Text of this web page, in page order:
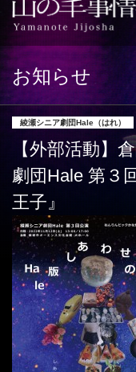
お知らせ
綾瀬シニア劇団Hale（はれ）
【外部活動】
劇団Hale 第３
王子』